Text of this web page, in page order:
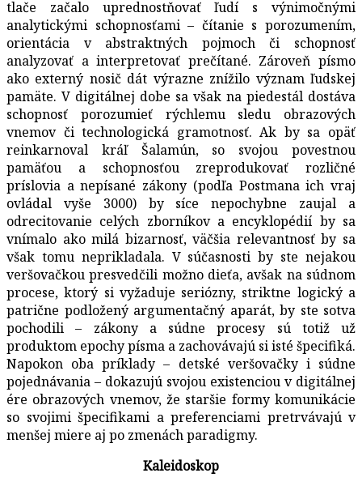
tlače začalo uprednostňovať ľudí s výnimočnými
analytickými schopnosťami – čítanie s porozumením,
orientácia v abstraktných pojmoch či schopnosť
analyzovať a interpretovať prečítané. Zároveň písmo
ako externý nosič dát výrazne znížilo význam ľudskej
pamäte. V digitálnej dobe sa však na piedestál dostáva
schopnosť porozumieť rýchlemu sledu obrazových
vnemov či technologická gramotnosť. Ak by sa opäť
reinkarnoval kráľ Šalamún, so svojou povestnou
pamäťou a schopnosťou zreprodukovať rozličné
príslovia a nepísané zákony (podľa Postmana ich vraj
ovládal vyše 3000) by síce nepochybne zaujal a
odrecitovanie celých zborníkov a encyklopédií by sa
vnímalo ako milá bizarnosť, väčšia relevantnosť by sa
však tomu neprikladala. V súčasnosti by ste nejakou
veršovačkou presvedčili možno dieťa, avšak na súdnom
procese, ktorý si vyžaduje seriózny, striktne logický a
patrične podložený argumentačný aparát, by ste sotva
pochodili – zákony a súdne procesy sú totiž už
produktom epochy písma a zachovávajú si isté špecifiká.
Napokon oba príklady – detské veršovačky i súdne
pojednávania – dokazujú svojou existenciou v digitálnej
ére obrazových vnemov, že staršie formy komunikácie
so svojimi špecifikami a preferenciami pretrvávajú v
menšej miere aj po zmenách paradigmy.
Kaleidoskop